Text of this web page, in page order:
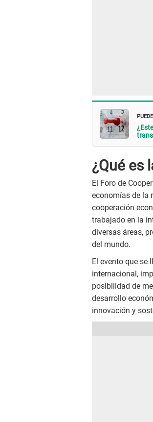
¿Qué es
El Foro de
economías de la
cooperación
trabajado en la
diversas áreas,
del mundo.
El evento que se
internacional,
posibilidad de
desarrollo
innovación y